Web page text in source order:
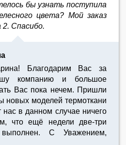
бы узнать поступила
цвета? Мой заказ
2. Спасибо.
Благодарим Вас за
компанию и большое
Вас пока нечем. Пришли
новых моделей термоткани
нас в данном случае ничего
что ещё недели две-три
С Уважением,